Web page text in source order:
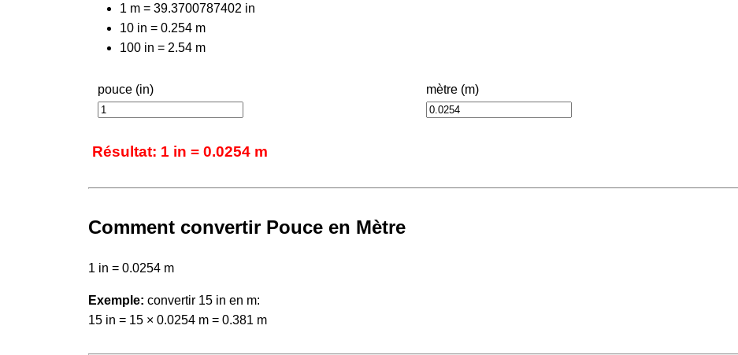
1 m = 39.3700787402 in
10 in = 0.254 m
100 in = 2.54 m
pouce (in) mètre (m)
Résultat: 1 in = 0.0254 m
Comment convertir Pouce en Mètre
1 in = 0.0254 m
Exemple: convertir 15 in en m:
15 in = 15 × 0.0254 m = 0.381 m